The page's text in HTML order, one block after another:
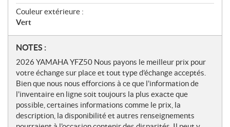
Couleur extérieure :
Vert
N
o
t
e
s
NOTES :
2026 YAMAHA YFZ50 Nous payons le meilleur prix pour
votre échange sur place et tout type d’échange acceptés.
Bien que nous nous efforcions à ce que l'information de
l'inventaire en ligne soit toujours la plus exacte que
possible, certaines informations comme le prix, la
description, la disponibilité et autres renseignements